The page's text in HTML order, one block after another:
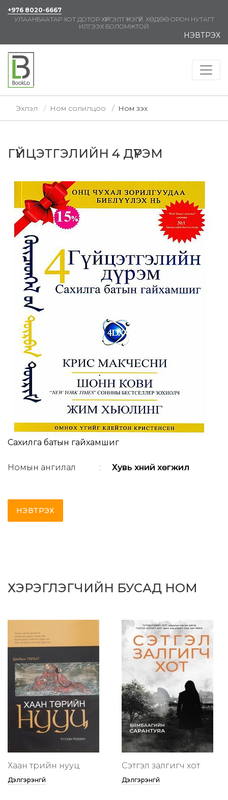
+976 8020-6667
УЛААНБААТАР ХОТ ДОТОР ХҮРГЭЛТ ҮНЭГҮЙ. ХӨДӨӨ ОРОН НУТАГТ
ИЛГЭЭХ БОЛОМЖТОЙ.
НЭВТРЭХ
Эхлэл Ном солилцоо Ном үзэх
ГҮЙЦЭТГЭЛИЙН 4 ДҮРЭМ
Сахилга батын гайхамшиг
Номын ангилал : Хувь хүний хөгжил
НЭВТРЭХ
ХЭРЭГЛЭГЧИЙН БУСАД НОМ
Хаан төрийн нууц
Дэлгэрэнгүй
Сэтгэл залгигч хот
Дэлгэрэнгүй